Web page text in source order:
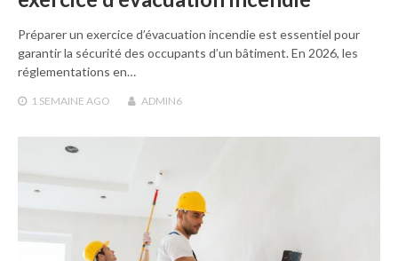
Préparer un exercice d’évacuation incendie est essentiel pour
garantir la sécurité des occupants d’un bâtiment. En 2026, les
réglementations en…
1 SEMAINE AGO ADMIN6